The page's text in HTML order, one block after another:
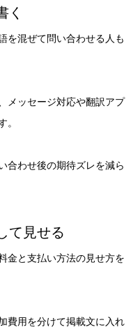
く
を混ぜて問い合わせる人も
メッセージ対応や翻訳アプ
。
合わせ後の期待ズレを減ら
て見せる
金と支払い方法の見せ方を
費用を分けて掲載文に入れ